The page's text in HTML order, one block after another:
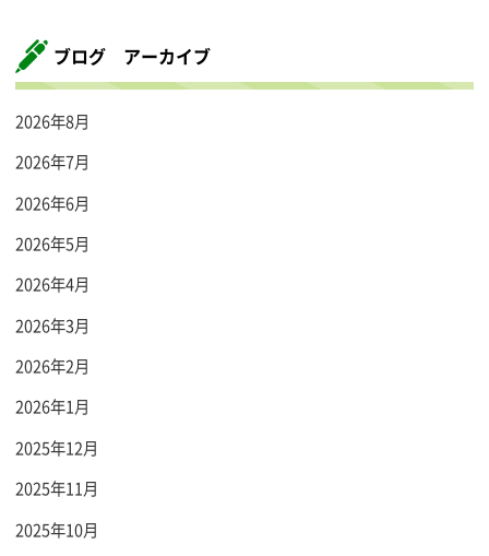
ブログ アーカイブ
2026年8月
2026年7月
2026年6月
2026年5月
2026年4月
2026年3月
2026年2月
2026年1月
2025年12月
2025年11月
2025年10月